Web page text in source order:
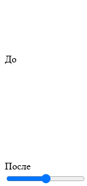
До
После